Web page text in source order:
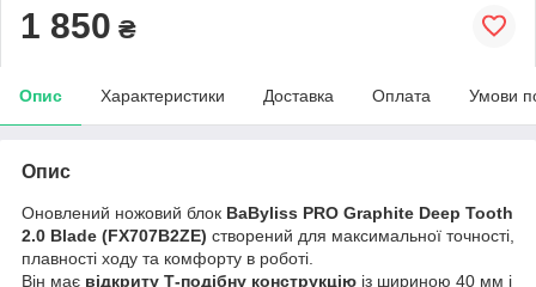
1 850 ₴
Опис Характеристики Доставка Оплата Умови
Опис
Оновлений ножовий блок BaByliss PRO Graphite Deep Tooth
2.0 Blade (FX707B2ZE) створений для максимальної точності,
плавності ходу та комфорту в роботі.
Він має відкриту Т-подібну конструкцію із шириною 40 мм і